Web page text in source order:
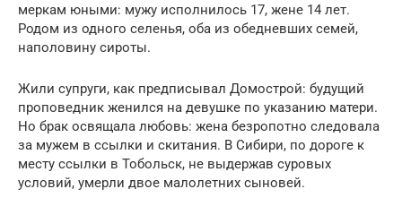
меркам юными: мужу исполнилось 17, жене 14 лет.
Родом из одного селенья, оба из обедневших семей,
наполовину сироты.
Жили супруги, как предписывал Домострой: будущий
проповедник женился на девушке по указанию матери.
Но брак освящала любовь: жена безропотно следовала
за мужем в ссылки и скитания. В Сибири, по дороге к
месту ссылки в Тобольск, не выдержав суровых
условий, умерли двое малолетних сыновей.